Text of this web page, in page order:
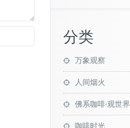
分类
万象观察
人间烟火
佛系咖啡·观世界
咖啡时光